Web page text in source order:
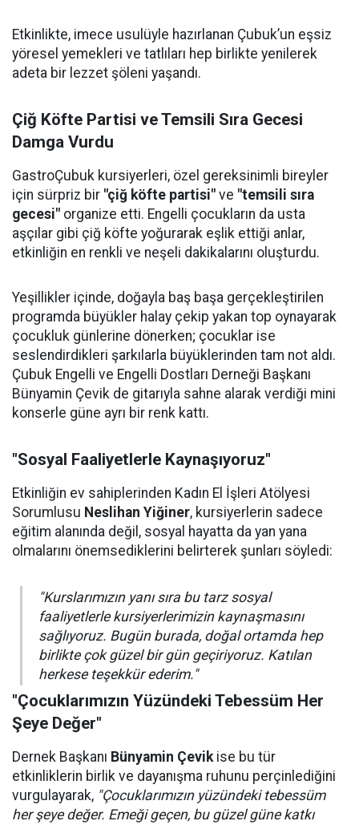
Etkinlikte, imece usulüyle hazırlanan Çubuk’un eşsiz
yöresel yemekleri ve tatlıları hep birlikte yenilerek
adeta bir lezzet şöleni yaşandı.
Çiğ Köfte Partisi ve Temsili Sıra Gecesi
Damga Vurdu
GastroÇubuk kursiyerleri, özel gereksinimli bireyler
için sürpriz bir "çiğ köfte partisi" ve "temsili sıra
gecesi" organize etti. Engelli çocukların da usta
aşçılar gibi çiğ köfte yoğurarak eşlik ettiği anlar,
etkinliğin en renkli ve neşeli dakikalarını oluşturdu.
Yeşillikler içinde, doğayla baş başa gerçekleştirilen
programda büyükler halay çekip yakan top oynayarak
çocukluk günlerine dönerken; çocuklar ise
seslendirdikleri şarkılarla büyüklerinden tam not aldı.
Çubuk Engelli ve Engelli Dostları Derneği Başkanı
Bünyamin Çevik de gitarıyla sahne alarak verdiği mini
konserle güne ayrı bir renk kattı.
"Sosyal Faaliyetlerle Kaynaşıyoruz"
Etkinliğin ev sahiplerinden Kadın El İşleri Atölyesi
Sorumlusu Neslihan Yiğiner, kursiyerlerin sadece
eğitim alanında değil, sosyal hayatta da yan yana
olmalarını önemsediklerini belirterek şunları söyledi:
"Kurslarımızın yanı sıra bu tarz sosyal
faaliyetlerle kursiyerlerimizin kaynaşmasını
sağlıyoruz. Bugün burada, doğal ortamda hep
birlikte çok güzel bir gün geçiriyoruz. Katılan
herkese teşekkür ederim."
"Çocuklarımızın Yüzündeki Tebessüm Her
Şeye Değer"
Dernek Başkanı Bünyamin Çevikise bu tür
etkinliklerin birlik ve dayanışma ruhunu perçinlediğini
vurgulayarak, "Çocuklarımızın yüzündeki tebessüm
her şeye değer. Emeği geçen, bu güzel güne katkı